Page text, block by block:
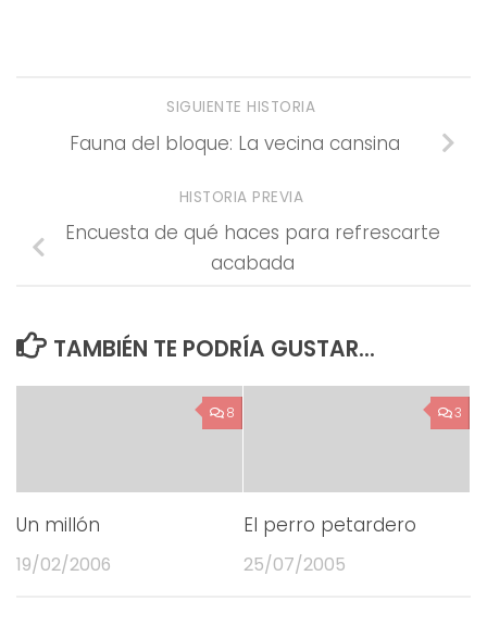
SIGUIENTE HISTORIA
Fauna del bloque: La vecina cansina
HISTORIA PREVIA
Encuesta de qué haces para refrescarte
acabada
TAMBIÉN TE PODRÍA GUSTAR...
8
Un millón
19/02/2006
3
El perro petardero
25/07/2005